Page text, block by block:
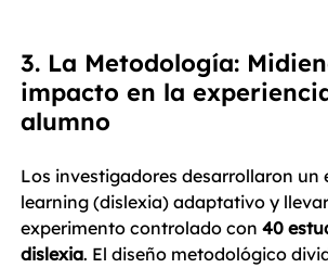
3. La Metodología:
impacto en la
alumno
Los investigadores desarrollaron un
learning (dislexia) adaptativo y
experimento controlado con 40
dislexia. El diseño metodológico